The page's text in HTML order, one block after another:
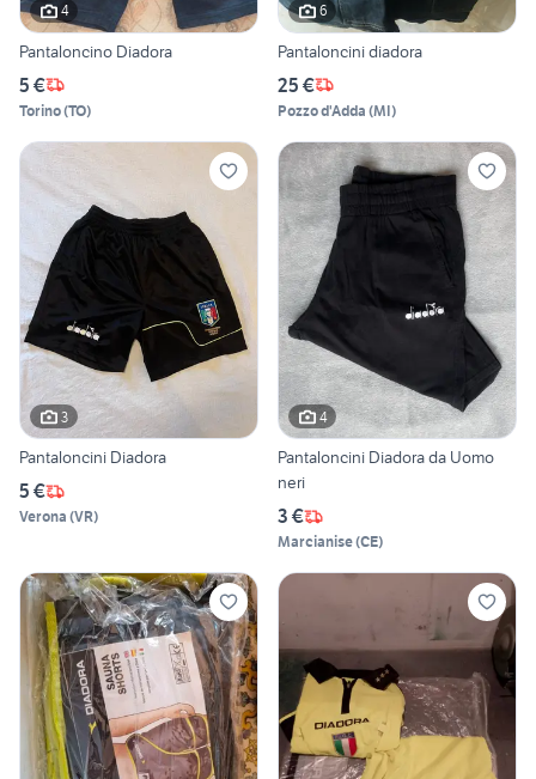
4
Pantaloncino Diadora
5 €
Torino(TO)
6
Pantaloncini diadora
25 €
Pozzo d'Adda (MI)
3
Pantaloncini Diadora
5 €
Verona (VR)
4
Pantaloncini Diadora da Uomo
neri
3 €
Marcianise(CE)